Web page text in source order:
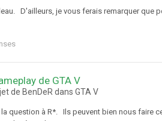
D'ailleurs, je vous ferais remarquer que
de GTA V
de BenDeR dans GTA V
question à R*. Ils peuvent bien nous faire